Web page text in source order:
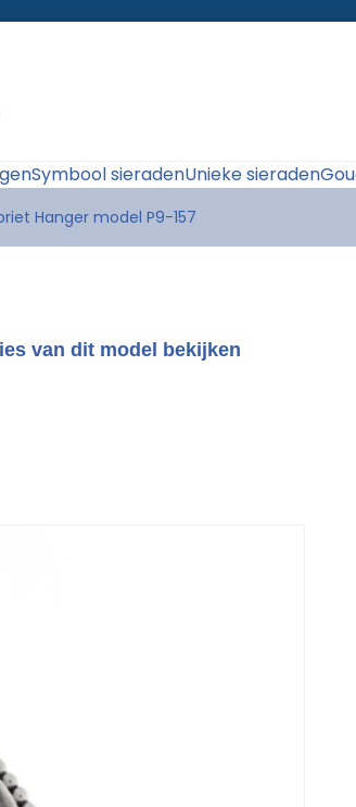
Symbool sieradenUnieke sieraden
Hanger model P9-157
van dit model bekijken